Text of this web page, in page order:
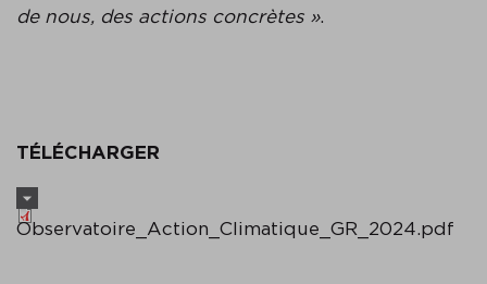
de nous, des actions concrètes ».
TÉLÉCHARGER
Observatoire_Action_Climatique_GR_2024.pdf